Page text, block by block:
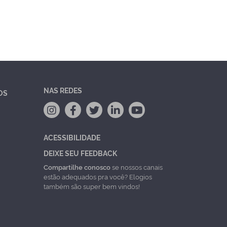
NAS REDES
ACESSIBILIDADE
DEIXE SEU FEEDBACK
Compartilhe conoscose nossos canais
estão adequados pra você? Elogios
também são super bem vindos!